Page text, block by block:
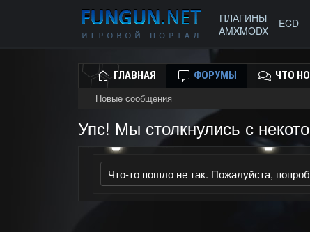
ПЛАГИНЫ
AMXMODX
ECD
ГЛАВНАЯ ФОРУМЫ ЧТО
Новые сообщения
Упс! Мы столкнулись с
Что-то пошло не так. Пожалуйста,